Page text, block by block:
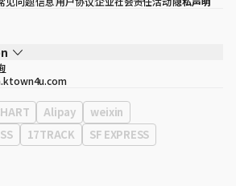
岭东大路 513号 3楼 （三成洞， coex)
Alipay
weixin
17TRACK SF EXPRESS